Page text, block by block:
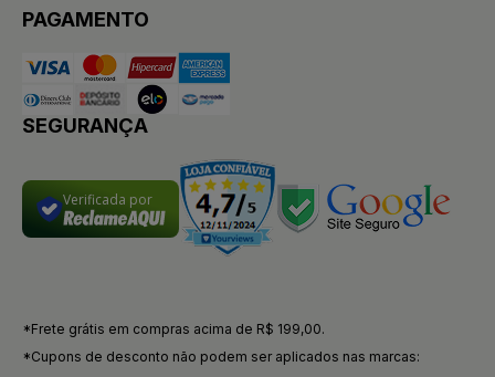
PAGAMENTO
SEGURANÇA
Verificada por
*Frete grátis em compras acima de R$ 199,00.
*Cupons de desconto não podem ser aplicados nas marcas: